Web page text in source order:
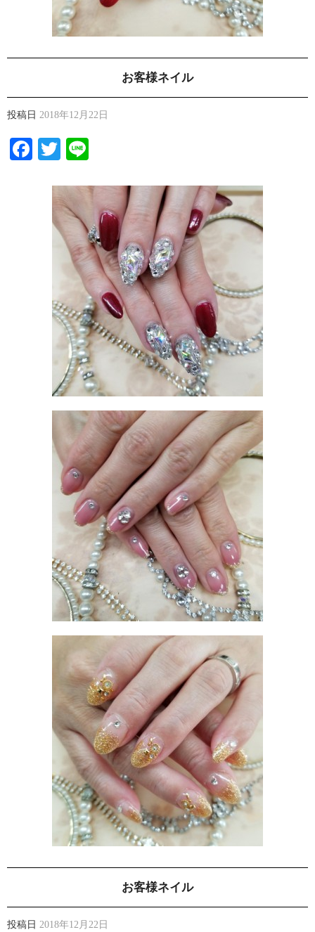
お客様ネイル
投稿日 2018年12月22日
Facebook
Twitter
お客様ネイル
投稿日 2018年12月22日